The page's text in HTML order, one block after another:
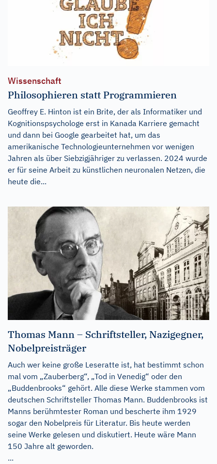
Wissenschaft
Philosophieren statt Programmieren
Geoffrey E. Hinton ist ein Brite, der als Informatiker und
Kognitionspsychologe erst in Kanada Karriere gemacht
und dann bei Google gearbeitet hat, um das
amerikanische Technologieunternehmen vor wenigen
Jahren als über Siebzigjähriger zu verlassen. 2024 wurde
er für seine Arbeit zu künstlichen neuronalen Netzen, die
heute die...
Thomas Mann – Schriftsteller, Nazigegner,
Nobelpreisträger
Auch wer keine große Leseratte ist, hat bestimmt schon
mal vom „Zauberberg“, „Tod in Venedig“ oder den
„Buddenbrooks“ gehört. Alle diese Werke stammen vom
deutschen Schriftsteller Thomas Mann. Buddenbrooks ist
Manns berühmtester Roman und bescherte ihm 1929
sogar den Nobelpreis für Literatur. Bis heute werden
seine Werke gelesen und diskutiert. Heute wäre Mann
150 Jahre alt geworden.
...